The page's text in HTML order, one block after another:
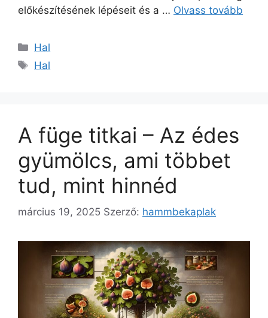
előkészítésének lépéseit és a … Olvass tovább
Kategória
Hal
Címkék
Hal
A füge titkai – Az édes
gyümölcs, ami többet
tud, mint hinnéd
március 19, 2025 Szerző: hammbekaplak